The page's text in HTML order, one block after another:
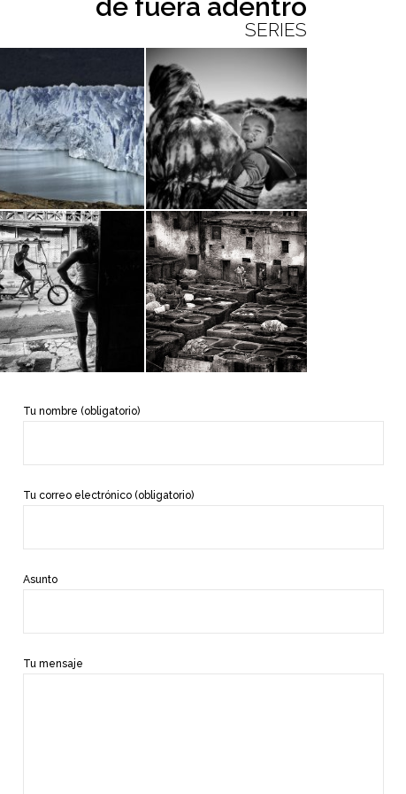
de fuera adentro
SERIES
Tu nombre (obligatorio)
Tu correo electrónico (obligatorio)
Asunto
Tu mensaje